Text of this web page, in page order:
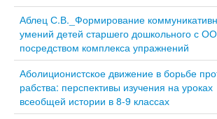
Аблец С.В._Формирование
умений детей старшего дошкольного с
посредством комплекса упражнений
Аболиционистское движение в борьбе
рабства: перспективы изучения на уроках
всеобщей истории в 8-9 классах